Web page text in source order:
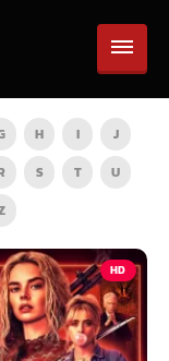
H I
J
S T
U
HD